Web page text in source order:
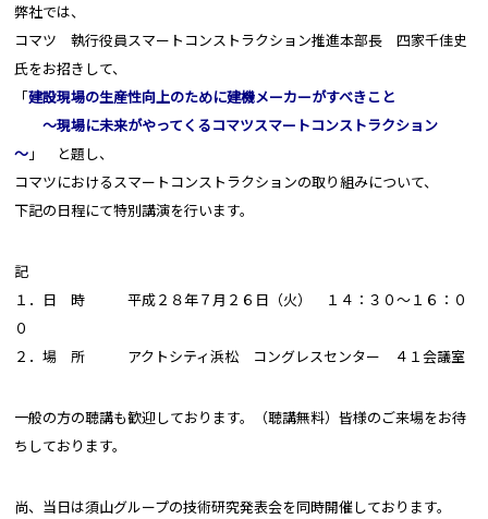
弊社では、
コマツ 執行役員スマートコンストラクション推進本部長 四家千佳史
氏をお招きして、
「建設現場の生産性向上のために建機メーカーがすべきこと
～現場に未来がやってくるコマツスマートコンストラクション
～ 」 と題し、
コマツにおけるスマートコンストラクションの取り組みについて、
下記の日程にて特別講演を行います。
記
１．日 時 平成２８年７月２６日（火） １４：３０～１６：０
０
２．場 所 アクトシティ浜松 コングレスセンター ４１会議室
一般の方の聴講も歓迎しております。（聴講無料）皆様のご来場をお待
ちしております。
尚、当日は須山グループの技術研究発表会を同時開催しております。